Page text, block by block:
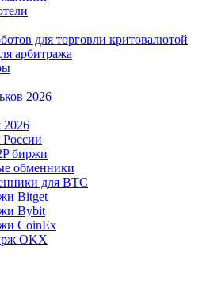
для торговли критовалютой
арбитража
2026
биржи
обменники
для BTC
Bitget
Bybit
CoinEx
OKX